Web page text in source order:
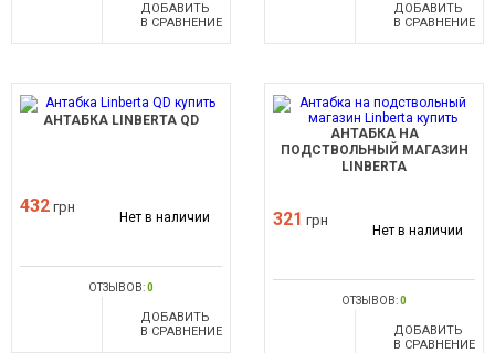
ДОБАВИТЬ
В СРАВНЕНИЕ
ДОБАВИТЬ
В СРАВНЕНИЕ
АНТАБКА LINBERTA QD
432 грн
Нет в наличии
ОТЗЫВОВ:0
ДОБАВИТЬ
В СРАВНЕНИЕ
АНТАБКА НА
ПОДСТВОЛЬНЫЙ МАГАЗИН
LINBERTA
321 грн
Нет в наличии
ОТЗЫВОВ:0
ДОБАВИТЬ
В СРАВНЕНИЕ